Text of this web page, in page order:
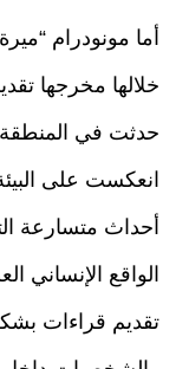
أما مونودرام
خلالها مخرجها
حدثت في المنطقة
انعكست على
أحداث متسارعة
الواقع الإنساني
تقديم قراءات